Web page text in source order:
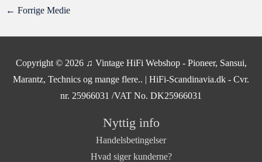
← Forrige Medie
Copyright © 2026 ♫ Vintage HiFi Webshop - Pioneer, Sansui,
Marantz, Technics og mange flere.. | HiFi-Scandinavia.dk - Cvr.
nr. 25966031 /VAT No. DK25966031
Nyttig info
Handelsbetingelser
Hvad siger kunderne?